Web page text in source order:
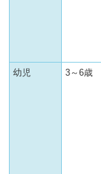
幼児 3～6歳